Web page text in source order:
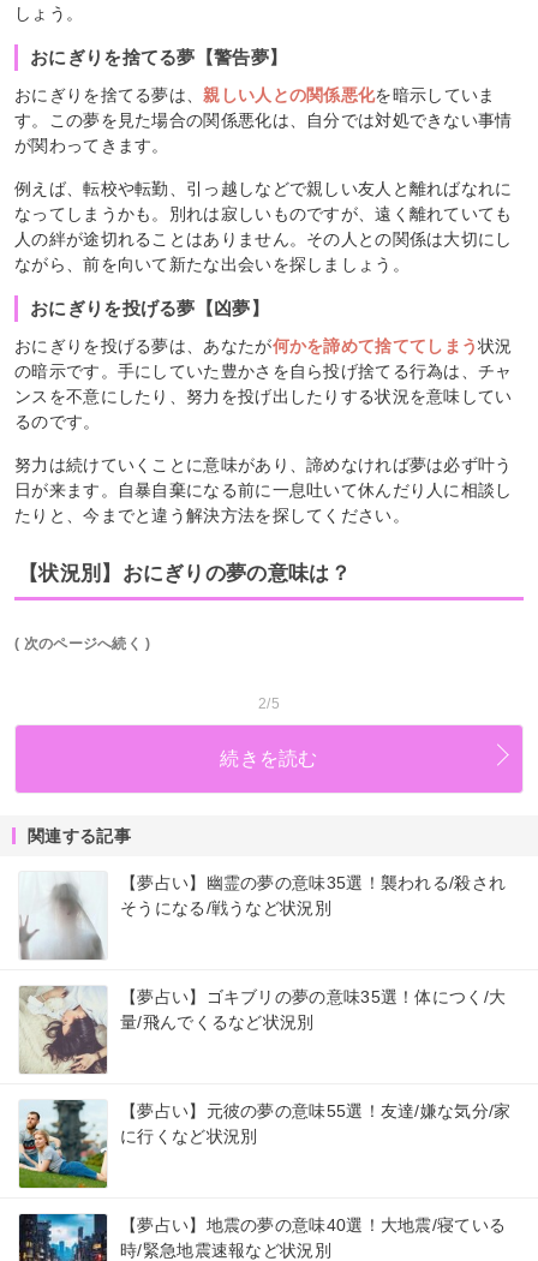
しょう。
おにぎりを捨てる夢【警告夢】
おにぎりを捨てる夢は、親しい人との関係悪化を暗示していま
す。この夢を見た場合の関係悪化は、自分では対処できない事情
が関わってきます。
例えば、転校や転勤、引っ越しなどで親しい友人と離ればなれに
なってしまうかも。別れは寂しいものですが、遠く離れていても
人の絆が途切れることはありません。その人との関係は大切にし
ながら、前を向いて新たな出会いを探しましょう。
おにぎりを投げる夢【凶夢】
おにぎりを投げる夢は、あなたが何かを諦めて捨ててしまう状況
の暗示です。手にしていた豊かさを自ら投げ捨てる行為は、チャ
ンスを不意にしたり、努力を投げ出したりする状況を意味してい
るのです。
努力は続けていくことに意味があり、諦めなければ夢は必ず叶う
日が来ます。自暴自棄になる前に一息吐いて休んだり人に相談し
たりと、今までと違う解決方法を探してください。
【状況別】おにぎりの夢の意味は？
( 次のページへ続く )
2/5
続きを読む
関連する記事
【夢占い】幽霊の夢の意味35選！襲われる/殺され
そうになる/戦うなど状況別
【夢占い】ゴキブリの夢の意味35選！体につく/大
量/飛んでくるなど状況別
【夢占い】元彼の夢の意味55選！友達/嫌な気分/家
に行くなど状況別
【夢占い】地震の夢の意味40選！大地震/寝ている
時/緊急地震速報など状況別